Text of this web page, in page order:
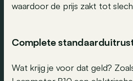
waardoor de prijs zakt tot
Complete
Wat krijg je voor dat geld?